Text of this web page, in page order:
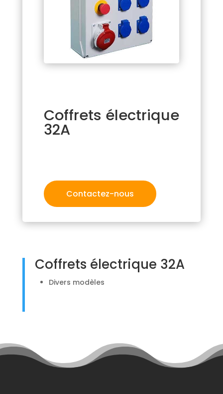
Coffrets électrique
32A
Contactez-nous
Coffrets électrique 32A
Divers modèles